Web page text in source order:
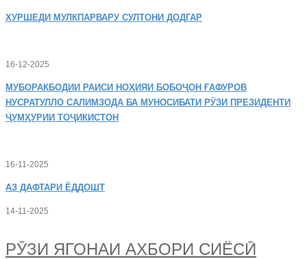
ХУРШЕДИ МУЛКПАРВАРУ СУЛТОНИ ДОДГАР
16-12-2025
МУБОРАКБОДИИ РАИСИ НОҲИЯИ БОБОҶОН ҒАФУРОВ
НУСРАТУЛЛО САЛИМЗОДА БА МУНОСИБАТИ РӮЗИ ПРЕЗИДЕНТИ
ҶУМҲУРИИ ТОҶИКИСТОН
16-11-2025
АЗ ДАФТАРИ ЁДДОШТ
14-11-2025
РӮЗИ ЯГОНАИ АХБОРИ СИЁСӢ